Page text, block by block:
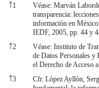
￪1
Véase: Marván
transparencia:
información en
IEDF, 2005, pp. 44 y
￪2
Véase: Instituto de
de Datos Personales y
el Derecho de Acceso
￪3
Cfr. López Ayllón,